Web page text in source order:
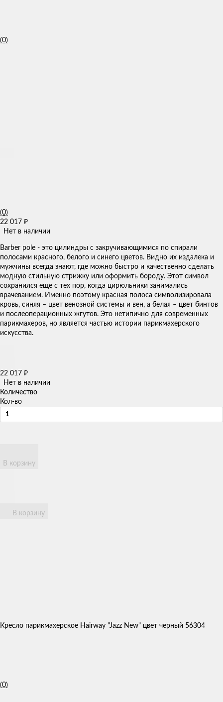
(0)
(0)
22 017 ₽
Нет в наличии
Barber pole - это цилиндры с закручивающимися по спирали
полосами красного, белого и синего цветов. Видно их издалека и
мужчины всегда знают, где можно быстро и качественно сделать
модную стильную стрижку или оформить бороду. Этот символ
сохранился еще с тех пор, когда цирюльники занимались
врачеванием. Именно поэтому красная полоса символизировала
кровь, синяя – цвет венозной системы и вен, а белая – цвет бинтов
и послеоперационных жгутов. Это нетипично для современных
парикмахеров, но является частью истории парикмахерского
искусства.
22 017 ₽
Нет в наличии
Количество
Кол-во
В корзину
В корзину
Кресло парикмахерское Hairway "Jazz New" цвет черный 56304
(0)